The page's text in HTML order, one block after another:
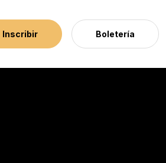
Inscribir Boletería